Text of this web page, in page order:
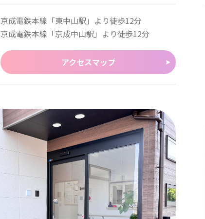
京成電鉄本線「東中山駅」より徒歩12分
京成電鉄本線「京成中山駅」より徒歩12分
アクセスマップ